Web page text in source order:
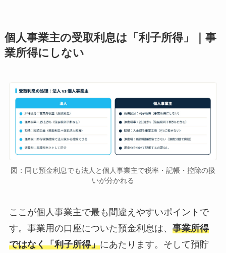
個人事業主の受取利息は「利子所得」｜事
業所得にしない
図：同じ預金利息でも法人と個人事業主で税率・記帳・控除の扱
いが分かれる
ここが個人事業主で最も間違えやすいポイントで
す。事業用の口座についた預金利息は、 事業所得
ではなく「利子所得」にあたります。そして預貯